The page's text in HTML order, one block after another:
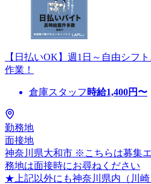
【日払いOK】週1日～自由シフ
作業！
倉庫スタッフ 時給1,400円〜
勤務地
面接地
神奈川県大和市 ※こちらは募集
務地は面接時にお尋ねください
★上記以外にも神奈川県内（川